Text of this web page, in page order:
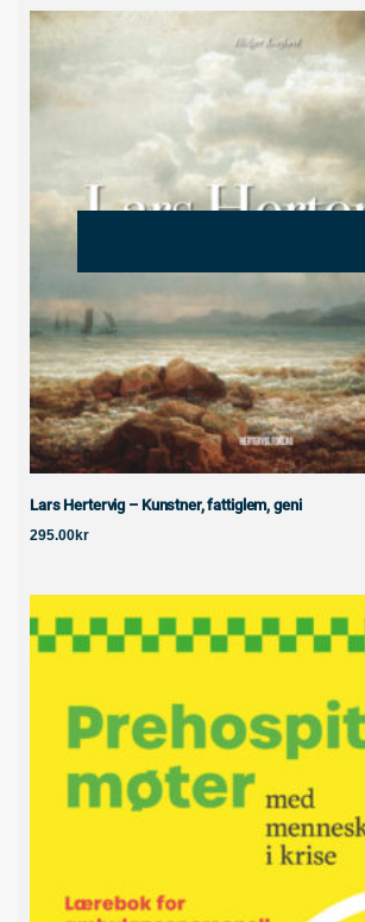
Lars Hertervig – Kunstner, fattiglem, geni
295.00kr